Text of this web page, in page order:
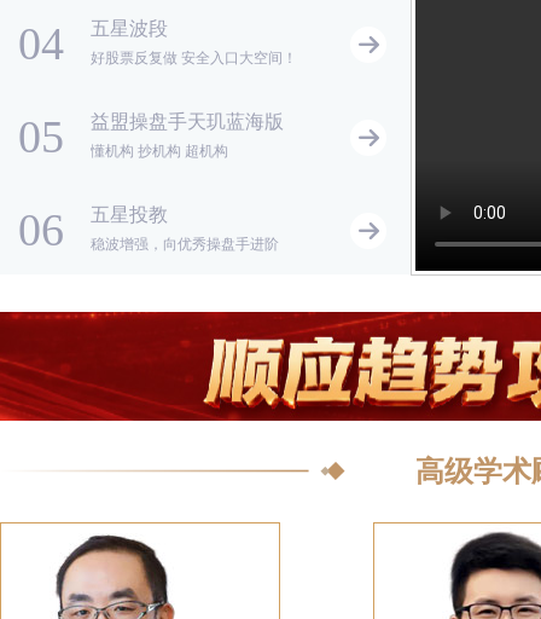
04 五星波段
好股票反复做 安全入口大空间！
05 益盟操盘手天玑蓝海版
懂机构 抄机构 超机构
06 五星投教
稳波增强，向优秀操盘手进阶
高级学术